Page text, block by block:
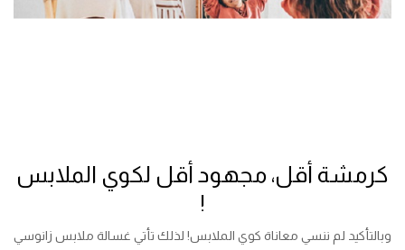
كرمشة أقل، مجهود أقل لكوي الملابس
!
وبالتأكيد لم ننسي معاناة كوي الملابس! لذلك تأتي غسالة ملابس زانوسي